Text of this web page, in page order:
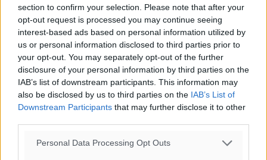
section to confirm your selection. Please note that after your
opt-out request is processed you may continue seeing
interest-based ads based on personal information utilized by
us or personal information disclosed to third parties prior to
your opt-out. You may separately opt-out of the further
disclosure of your personal information by third parties on the
IAB’s list of downstream participants. This information may
also be disclosed by us to third parties on the IAB’s List of
Downstream Participants that may further disclose it to other
Personal Data Processing Opt Outs
ΕΙΔΉΣΕΙΣ
Στην ΑΑΔΕ ο Μητσοτάκης για το myAGRO: «Είναι μια
πολύ σημαντική ημέρα για τον πρωτογενή τομέα»
06.08.26 · 11:37
Σχολιασμός Άρθρου
Τα σχόλια εκφράζουν αποκλειστικά τον εκάστοτε
σχολιαστή. Η Δημοκρατική δεν υιοθετεί αυτές τις
απόψεις. Διατηρούμε το δικαίωμα να διαγράψουμε όποια
σχόλια θεωρούμε προσβλητικά ή περιέχουν ύβρεις, χωρίς